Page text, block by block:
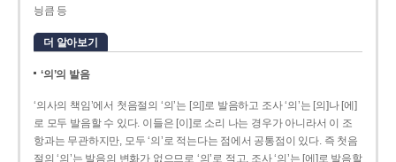
닁큼 등
더 알아보기
‘의’의 발음
‘의사의 책임’에서 첫음절의 ‘의’는 [의]로 발음하고 조사 ‘의’는 [의]나 [에]
로 모두 발음할 수 있다. 이들은 [이]로 소리 나는 경우가 아니라서 이 조
항과는 무관하지만, 모두 ‘의’로 적는다는 점에서 공통점이 있다. 즉 첫음
절의 ‘의’는 발음의 변화가 없으므로 ‘의’로 적고, 조사 ‘의’는 [에]로 발음할